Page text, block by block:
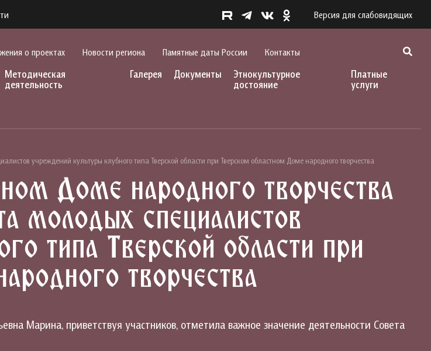
Версия для слабовидящих
о проектах Новости региона Памятные даты России Контакты
Методическая
деятельность
Галерея Документы
Этнокультурное
достояние
Платные
услуги
учреждений культуры клубного типа Тверской области при Тверском областном Доме народного творчества
Доме народного творчества
молодых специалистов
типа Тверской области при
творчества
Марина, приветствуя участников, отметила важное значение деятельности Совета